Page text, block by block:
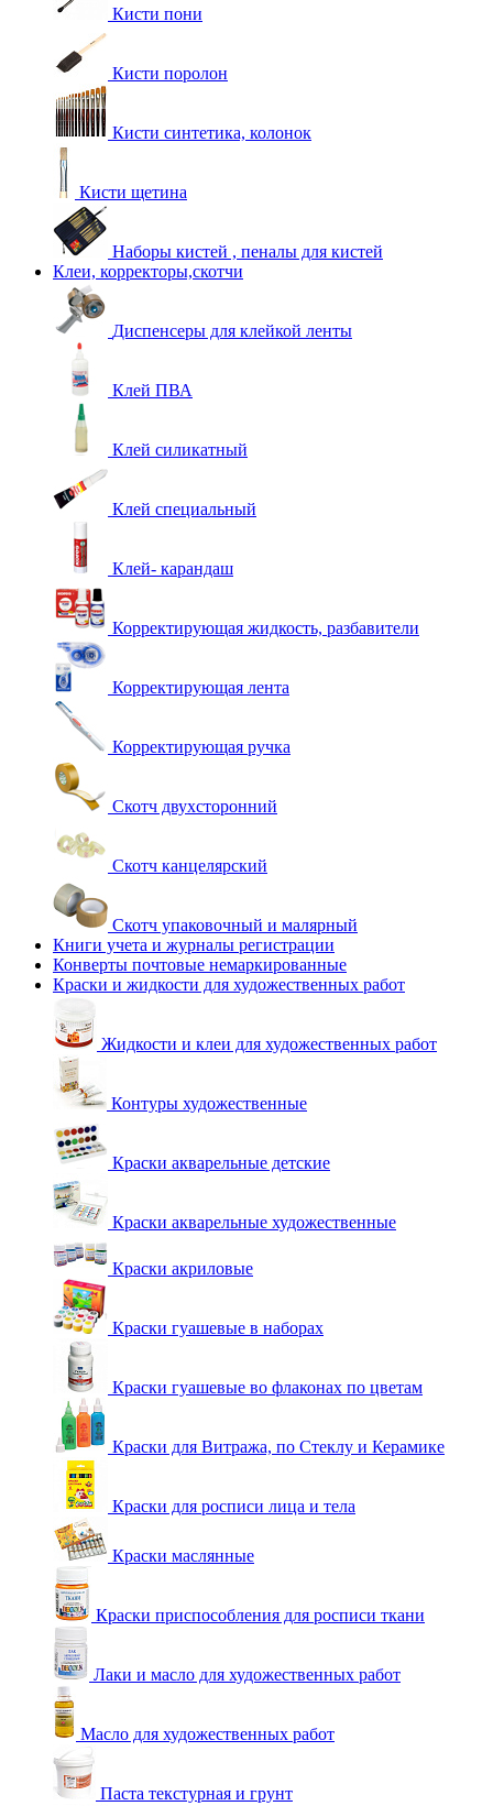
Кисти пони
Кисти поролон
Кисти синтетика, колонок
Кисти щетина
Наборы кистей , пеналы для кистей
Клеи, корректоры,скотчи
Диспенсеры для клейкой ленты
Клей ПВА
Клей силикатный
Клей специальный
Клей- карандаш
Корректирующая жидкость, разбавители
Корректирующая лента
Корректирующая ручка
Скотч двухсторонний
Скотч канцелярский
Скотч упаковочный и малярный
Книги учета и журналы регистрации
Конверты почтовые немаркированные
Краски и жидкости для художественных работ
Жидкости и клеи для художественных работ
Контуры художественные
Краски акварельные детские
Краски акварельные художественные
Краски акриловые
Краски гуашевые в наборах
Краски гуашевые во флаконах по цветам
Краски для Витража, по Стеклу и Керамике
Краски для росписи лица и тела
Краски маслянные
Краски приспособления для росписи ткани
Лаки и масло для художественных работ
Масло для художественных работ
Паста текстурная и грунт